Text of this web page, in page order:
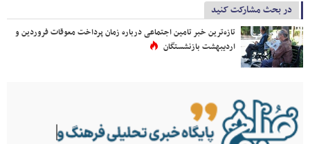
در بحث مشارکت کنید
تازه‌ترین خبر تامین اجتماعی درباره زمان پرداخت معوقات فروردین و
اردیبهشت بازنشستگان